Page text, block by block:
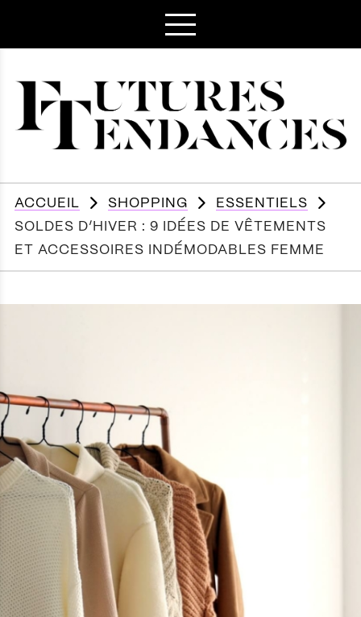
ACCUEIL SHOPPING
ESSENTIELS
SOLDES D’HIVER : 9 IDÉES DE VÊTEMENTS
ET ACCESSOIRES INDÉMODABLES FEMME